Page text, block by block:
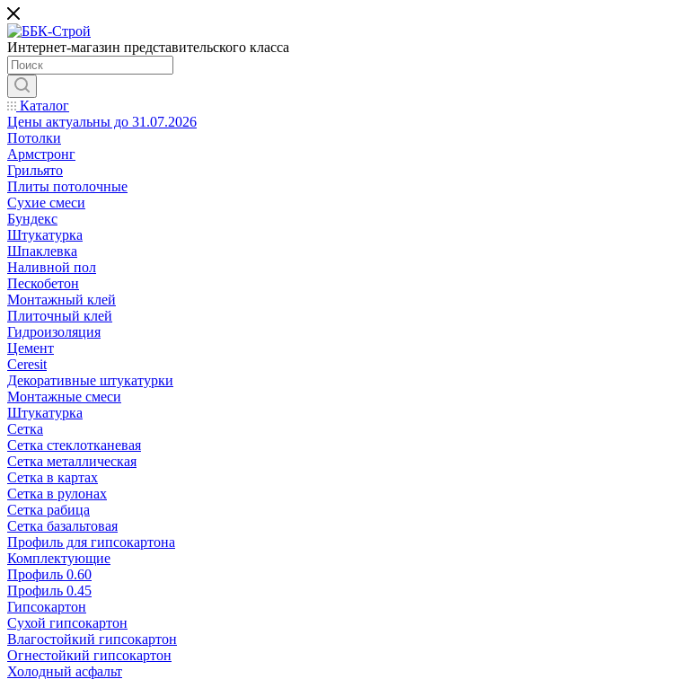
Интернет-магазин представительского класса
Каталог
Цены актуальны до 31.07.2026
Потолки
Армстронг
Грильято
Плиты потолочные
Сухие смеси
Бундекс
Штукатурка
Шпаклевка
Наливной пол
Пескобетон
Монтажный клей
Плиточный клей
Гидроизоляция
Цемент
Ceresit
Декоративные штукатурки
Монтажные смеси
Штукатурка
Сетка
Сетка стеклотканевая
Сетка металлическая
Сетка в картах
Сетка в рулонах
Сетка рабица
Сетка базальтовая
Профиль для гипсокартона
Комплектующие
Профиль 0.60
Профиль 0.45
Гипсокартон
Сухой гипсокартон
Влагостойкий гипсокартон
Огнестойкий гипсокартон
Холодный асфальт